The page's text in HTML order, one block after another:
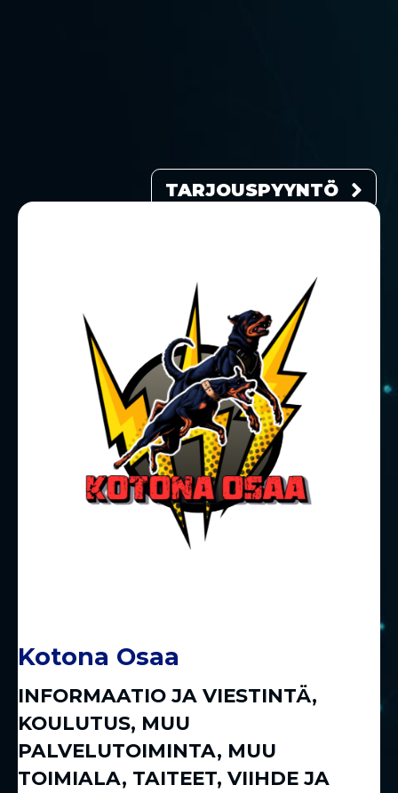
TARJOUSPYYNTÖ
Kotona Osaa
INFORMAATIO JA VIESTINTÄ,
KOULUTUS, MUU
PALVELUTOIMINTA, MUU
TOIMIALA, TAITEET, VIIHDE JA